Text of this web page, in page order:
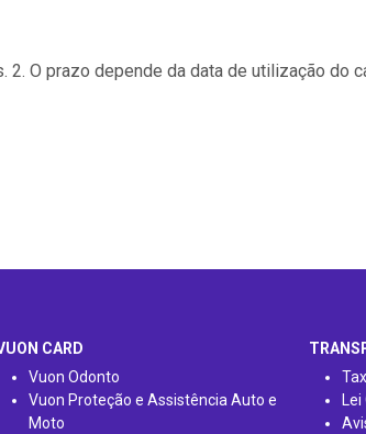
O prazo depende da data de utilização do
CARD
Vuon Odonto
Vuon Proteção e Assistência Auto e
Moto